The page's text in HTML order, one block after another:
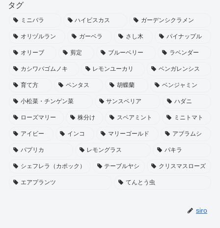
タグ
ミニバラ ハイビスカス ガーデンシクラメン
オリヅルラン ガーベラ さし木 パイナップル
オリーブ 剪定 ブルーベリー ラベンダー
カシワバゴムノキ レモンユーカリ ベンガレンシス
育て方 ペンタス 胡蝶蘭 ベンジャミン
小松菜・チンゲン菜 サンスベリア ハダニ
ローズマリー 株分け スペアミント ミニトマト
アイビー インコ マリーゴールド アブラムシ
パプリカ レモングラス パキラ
シェフレラ（カポック） テーブルヤシ クリスマスローズ
エアプランツ てんとう虫
siro